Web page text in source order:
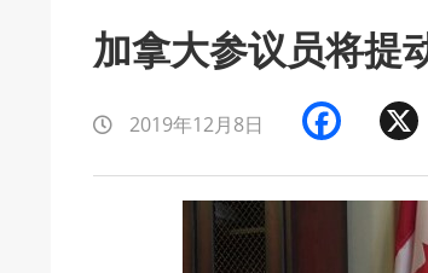
加拿大参议员将提
2019年12月8日 Facebook